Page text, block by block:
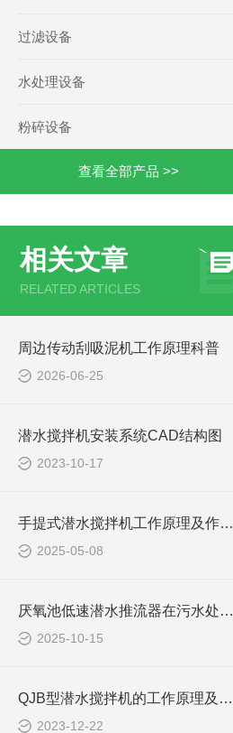
过滤设备
水处理设备
粉碎设备
查看全部产品 >>
相关文章
RELATED ARTICLES
周边传动刮吸泥机工作原理科普
2026-06-25
潜水搅拌机安装系统CAD结构图
2023-10-17
手提式潜水搅拌机工作原理及作用特点、安装图、CAD结构图
2025-05-08
厌氧池低速潜水推流器在污水处理中的作用
2025-10-15
QJB型潜水搅拌机的工作原理及作用特点、安装系统CAD结构图
2023-12-22